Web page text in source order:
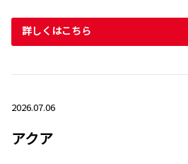
詳しくはこちら
2026.07.06
アクア